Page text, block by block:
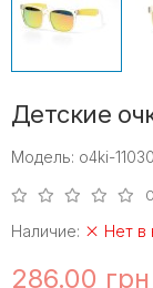
Детские
Модель: o4ki-11030
Наличие: Нет в
286.00 грн